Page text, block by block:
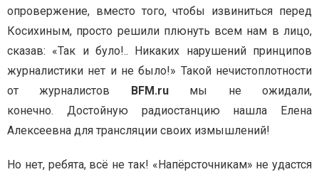
опровержение, вместо того, чтобы извиниться перед
Косихиным, просто решили плюнуть всем нам в лицо,
сказав: «Так и було!.. Никаких нарушений принципов
журналистики нет и не было!» Такой нечистоплотности
от журналистов BFM.ruмы не ожидали,
конечно. Достойную радиостанцию нашла Елена
Алексеевна для трансляции своих измышлений!
Но нет, ребята, всё не так! «Напёрсточникам» не удастся